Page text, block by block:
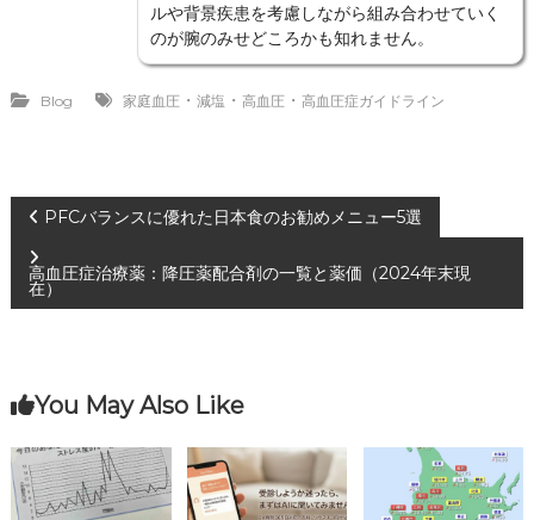
ルや背景疾患を考慮しながら組み合わせていく
のが腕のみせどころかも知れません。
Blog 家庭血圧・ 減塩 ・ 高血圧・ 高血圧症ガイドライン
投
稿
ビ
ゲ
ー
PFCバランスに優れた日本食のお勧めメニュー5選
高血圧症治療薬：降圧薬配合剤の一覧と薬価（2024年末現
在）
You May Also Like